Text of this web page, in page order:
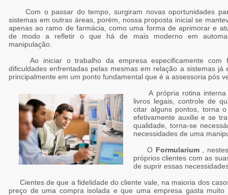
Com o passar do tempo, surgiram novas oportunidades
sistemas em outras áreas, porém, nossa proposta inicial se
apenas ao ramo de farmácia, como uma forma de aprimorar e
de modo a refletir o que há de mais moderno em
manipulação.
Ao iniciar o trabalho da empresa especificamente com
dificuldades enfrentadas pelas mesmas em relação a sistemas já
principalmente em um ponto fundamental que é a assessoria pós
A própria rotina interna
livros legais, controle de
citar alguns pontos, torna
efetivamente auxilie e se
qualidade, torna-se
necessidades de uma
O Formularium,
próprios clientes com as
de suprir essas
Cientes de que a fidelidade do cliente vale, na maioria dos
preço de uma compra isolada e que uma empresa gasta muito